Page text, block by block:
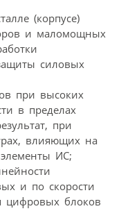
(корпусе)
и маломощных
силовых
при высоких
в пределах
при
влияющих на
ИС;
и по скорости
цифровых блоков